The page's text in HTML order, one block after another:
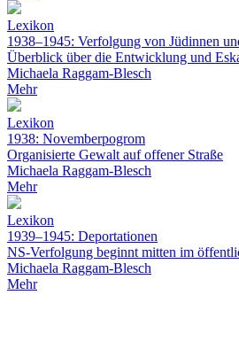
Lexikon
1938–1945: Verfolgung von Jüdinnen
Überblick über die Entwicklung und
Michaela Raggam-Blesch
Mehr
Lexikon
1938: Novemberpogrom
Organisierte Gewalt auf offener Straße
Michaela Raggam-Blesch
Mehr
Lexikon
1939–1945: Deportationen
NS-Verfolgung beginnt mitten im
Michaela Raggam-Blesch
Mehr